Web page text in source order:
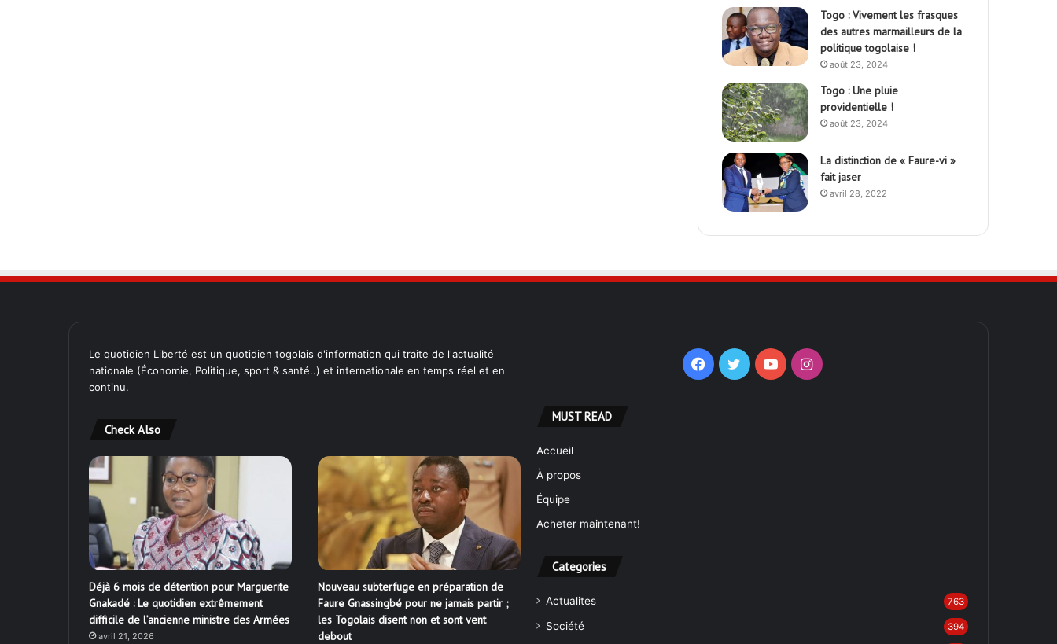
Togo : Vivement les frasques
des autres marmailleurs de la
politique togolaise !
août 23, 2024
Togo : Une pluie
providentielle !
août 23, 2024
La distinction de « Faure-vi »
fait jaser
avril 28, 2022
Le quotidien Liberté est un quotidien togolais d'information qui traite de l'actualité
nationale (Économie, Politique, sport & santé..) et internationale en temps réel et en
continu.
Check Also
Déjà 6 mois de détention pour Marguerite
Gnakadé : Le quotidien extrêmement
difficile de l’ancienne ministre des Armées
avril 21, 2026
Nouveau subterfuge en préparation de
Faure Gnassingbé pour ne jamais partir ;
les Togolais disent non et sont vent
debout
Facebook
TwitterYouTubeInstagram
MUST READ
Accueil
À propos
Équipe
Acheter maintenant!
Categories
Actualites 763
Société 394